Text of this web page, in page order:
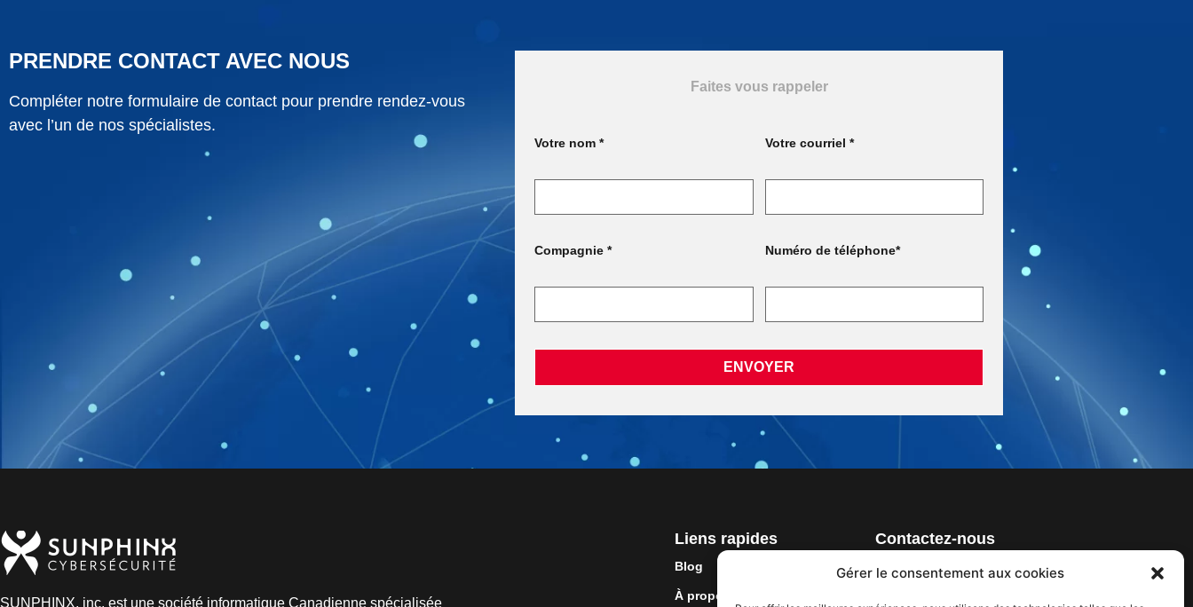
Gérer le consentement aux cookies
PRENDRE CONTACT AVEC NOUS
Compléter notre formulaire de contact pour prendre rendez-vous
avec l’un de nos spécialistes.
Faites vous rappeler
Votre nom * Votre courriel *
Compagnie * Numéro de téléphone*
ENVOYER
SUNPHINX, inc. est une société informatique Canadienne spécialisée
Liens rapides
Blog
À propos
Contactez-nous